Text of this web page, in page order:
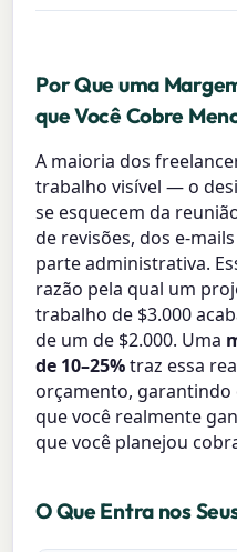
Por Que uma
que Você Cobre
A maioria dos
trabalho visível — o
se esquecem da
de revisões, dos e-
parte administrativa.
razão pela qual um
trabalho de $3.000
de um de $2.000. Uma
de 10–25%traz essa
orçamento, garantindo
que você realmente
que você planejou
O Que Entra nos